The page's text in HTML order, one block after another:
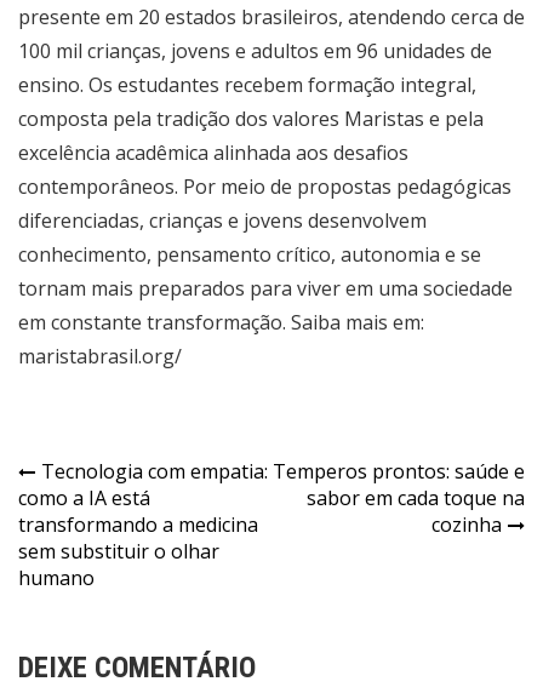
presente em 20 estados brasileiros, atendendo cerca de
100 mil crianças, jovens e adultos em 96 unidades de
ensino. Os estudantes recebem formação integral,
composta pela tradição dos valores Maristas e pela
excelência acadêmica alinhada aos desafios
contemporâneos. Por meio de propostas pedagógicas
diferenciadas, crianças e jovens desenvolvem
conhecimento, pensamento crítico, autonomia e se
tornam mais preparados para viver em uma sociedade
em constante transformação. Saiba mais em:
maristabrasil.org/
Navegação
de
Post
Tecnologia com empatia:
como a IA está
transformando a medicina
sem substituir o olhar
humano
Temperos prontos: saúde e
sabor em cada toque na
cozinha
DEIXE COMENTÁRIO